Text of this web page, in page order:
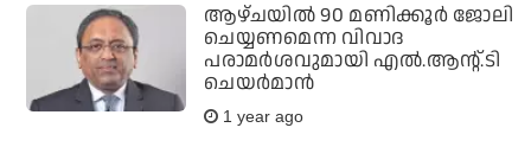
ആഴ്ചയിൽ 90 മണിക്കൂർ ജോലി
ചെയ്യണമെന്ന വിവാദ
പരാമർശവുമായി എൽ.ആന്റ്.ടി
ചെയർമാൻ
1 year ago